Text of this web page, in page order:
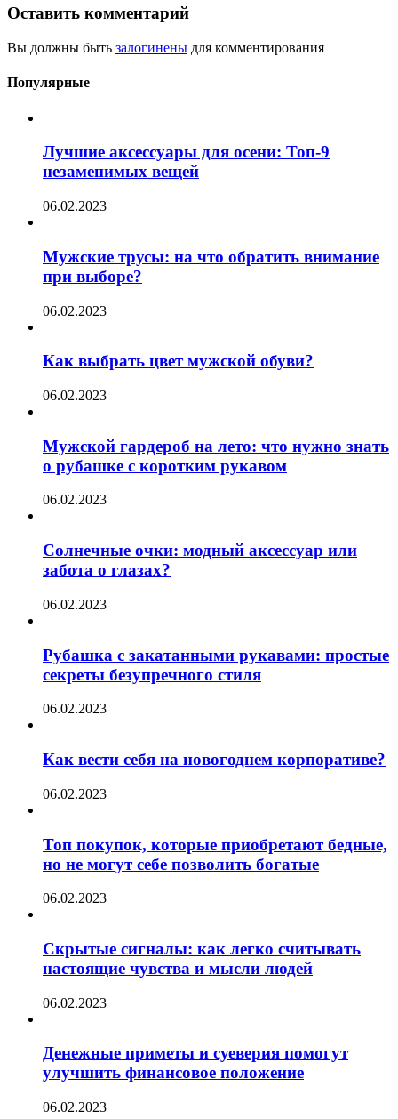
Оставить комментарий
Вы должны быть залогинены для комментирования
Популярные
Лучшие аксессуары для осени: Топ-9
незаменимых вещей
06.02.2023
Мужские трусы: на что обратить внимание
при выборе?
06.02.2023
Как выбрать цвет мужской обуви?
06.02.2023
Мужской гардероб на лето: что нужно знать
о рубашке с коротким рукавом
06.02.2023
Солнечные очки: модный аксессуар или
забота о глазах?
06.02.2023
Рубашка с закатанными рукавами: простые
секреты безупречного стиля
06.02.2023
Как вести себя на новогоднем корпоративе?
06.02.2023
Топ покупок, которые приобретают бедные,
но не могут себе позволить богатые
06.02.2023
Скрытые сигналы: как легко считывать
настоящие чувства и мысли людей
06.02.2023
Денежные приметы и суеверия помогут
улучшить финансовое положение
06.02.2023